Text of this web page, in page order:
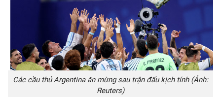
Các cầu thủ Argentina ăn mừng sau trận đấu kịch tính (Ảnh:
Reuters)